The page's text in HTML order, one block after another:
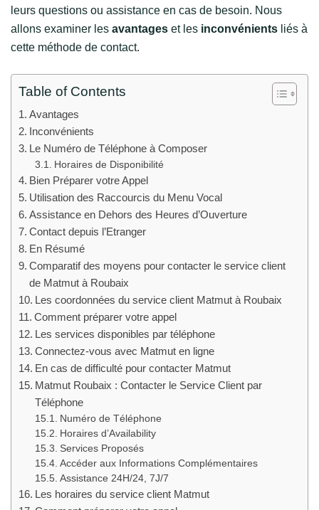
leurs questions ou assistance en cas de besoin. Nous
allons examiner les avantages et les inconvénients liés à
cette méthode de contact.
Table of Contents
Avantages
Inconvénients
Le Numéro de Téléphone à Composer
Horaires de Disponibilité
Bien Préparer votre Appel
Utilisation des Raccourcis du Menu Vocal
Assistance en Dehors des Heures d’Ouverture
Contact depuis l’Etranger
En Résumé
Comparatif des moyens pour contacter le service client
de Matmut à Roubaix
Les coordonnées du service client Matmut à Roubaix
Comment préparer votre appel
Les services disponibles par téléphone
Connectez-vous avec Matmut en ligne
En cas de difficulté pour contacter Matmut
Matmut Roubaix : Contacter le Service Client par
Téléphone
Numéro de Téléphone
Horaires d’Availability
Services Proposés
Accéder aux Informations Complémentaires
Assistance 24H/24, 7J/7
Les horaires du service client Matmut